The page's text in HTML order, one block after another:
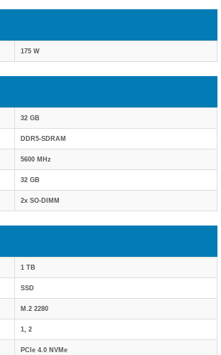
175 W
32 GB
DDR5-SDRAM
5600 MHz
32 GB
2x SO-DIMM
1 TB
SSD
M.2 2280
1, 2
PCIe 4.0 NVMe